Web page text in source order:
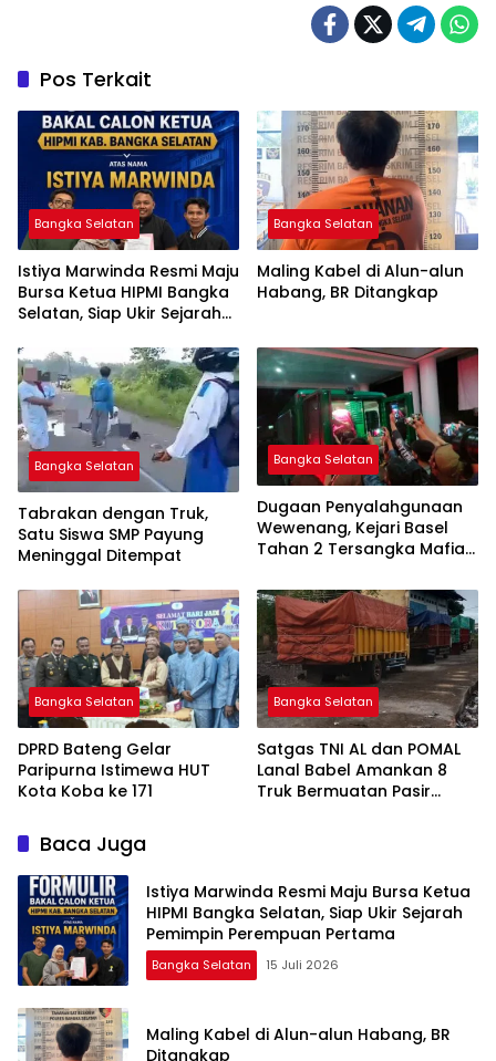
Pos Terkait
Bangka Selatan
Istiya Marwinda Resmi Maju
Bursa Ketua HIPMI Bangka
Selatan, Siap Ukir Sejarah
Pertama
Bangka Selatan
Maling Kabel di Alun-alun
Habang, BR Ditangkap
Bangka Selatan
Tabrakan dengan Truk,
Satu Siswa SMP Payung
Meninggal Ditempat
Bangka Selatan
Dugaan Penyalahgunaan
Wewenang, Kejari Basel
Tahan 2 Tersangka Mafia
Bangka Selatan
DPRD Bateng Gelar
Paripurna Istimewa HUT
Kota Koba ke 171
Bangka Selatan
Satgas TNI AL dan POMAL
Lanal Babel Amankan 8
Truk Bermuatan Pasir
Baca Juga
Istiya Marwinda Resmi Maju Bursa Ketua
HIPMI Bangka Selatan, Siap Ukir Sejarah
Pemimpin Perempuan Pertama
Bangka Selatan 15 Juli 2026
Maling Kabel di Alun-alun Habang, BR
Ditangkap